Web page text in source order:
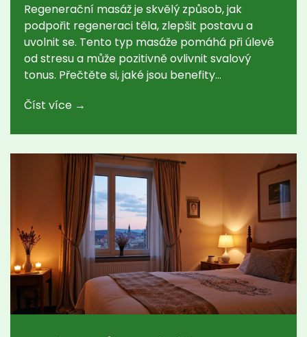
Regenerační masáž je skvělý způsob, jak
podpořit regeneraci těla, zlepšit postavu a
uvolnit se. Tento typ masáže pomáhá při úlevě
od stresu a může pozitivně ovlivnit svalový
tonus. Přečtěte si, jaké jsou benefity
můžete očekávat po návštěvě maséra.
Číst více →